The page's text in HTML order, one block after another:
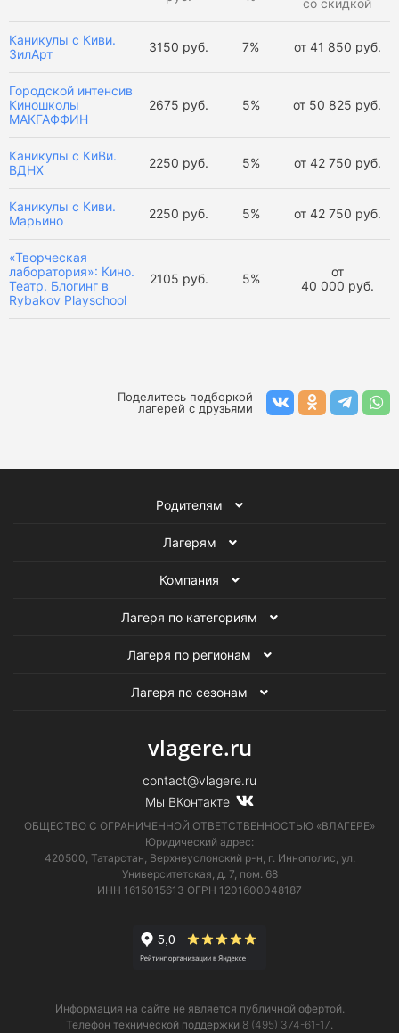
Летние кинолагеря Весенние кинолагеря
Зимние кинолагеря
Лагеря в Москве
Все детские лагеря
Каникулы с Киви.
ЗилАрт
3150 руб. 7% от 41 850 руб.
Городской интенсив
Киношколы
МАКГАФФИН
2675 руб. 5% от 50 825 руб.
Каникулы с КиВи.
ВДНХ
2250 руб. 5% от 42 750 руб.
Каникулы с Киви.
Марьино
2250 руб. 5% от 42 750 руб.
«Творческая
лаборатория»: Кино.
Театр. Блогинг в
Rybakov Playschool
2105 руб. 5%
от
40 000 руб.
Поделитесь подборкой
лагерей с друзьями
Родителям
Лагерям
Компания
Лагеря по категориям
Лагеря по регионам
Лагеря по сезонам
vlagere.ru
contact@vlagere.ru
Мы ВКонтакте
ОБЩЕСТВО С ОГРАНИЧЕННОЙ ОТВЕТСТВЕННОСТЬЮ «ВЛАГЕРЕ»
Юридический адрес:
420500, Татарстан, Верхнеуслонский р-н, г. Иннополис, ул.
Университетская, д. 7, пом. 68
ИНН 1615015613 ОГРН 1201600048187
Информация на сайте не является публичной офертой.
Телефон технической поддержки 8 (495) 374-61-17.